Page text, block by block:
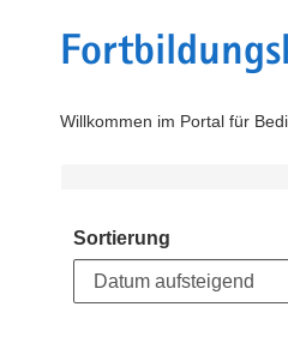
Willkommen im Portal für
Sortierung